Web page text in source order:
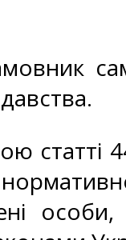
статті
особи,